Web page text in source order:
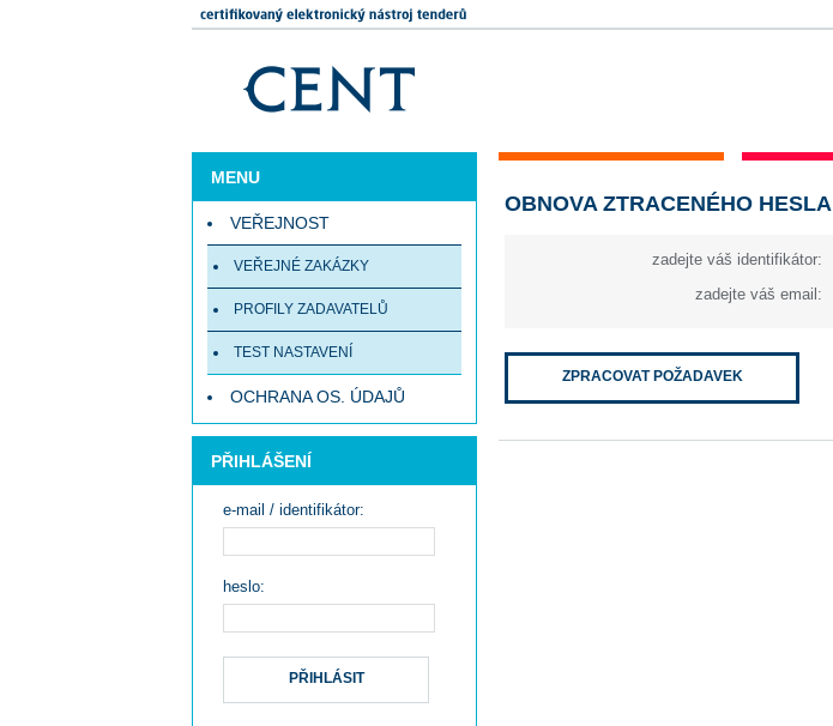
MENU
VEŘEJNOST
VEŘEJNÉ ZAKÁZKY
PROFILY ZADAVATELŮ
TEST NASTAVENÍ
OCHRANA OS. ÚDAJŮ
PŘIHLÁŠENÍ
e-mail / identifikátor:
heslo:
PŘIHLÁSIT
OBNOVA ZTRACENÉHO HESLA
zadejte váš identifikátor:
zadejte váš email:
ZPRACOVAT POŽADAVEK